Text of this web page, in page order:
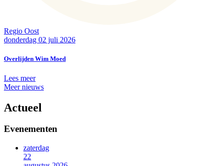
Regio Oost
donderdag 02 juli 2026
Overlijden Wim Moed
Lees meer
Meer nieuws
Actueel
Evenementen
zaterdag
22